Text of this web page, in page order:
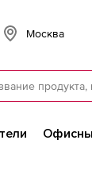
Москва